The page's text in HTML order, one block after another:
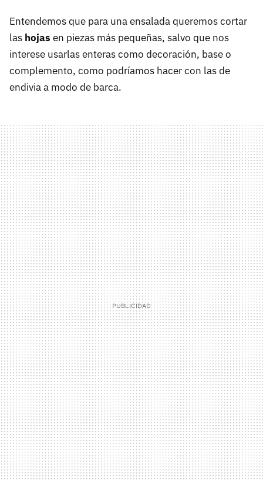
Entendemos que para una ensalada queremos cortar
las hojas en piezas más pequeñas, salvo que nos
interese usarlas enteras como decoración, base o
complemento, como podríamos hacer con las de
endivia a modo de barca.